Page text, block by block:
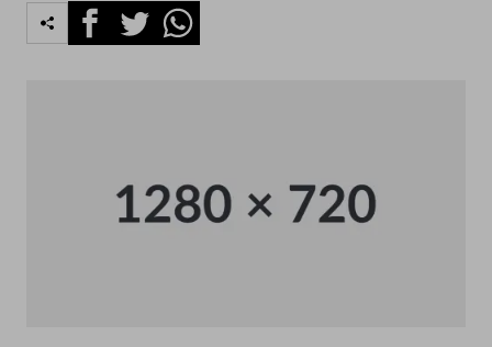
FacebookTwitterWhatsapp